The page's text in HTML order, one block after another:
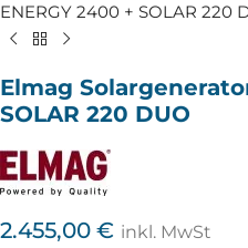
ENERGY 2400 + SOLAR 220
Elmag
SOLAR 220 DUO
2.455,00 € inkl. MwSt